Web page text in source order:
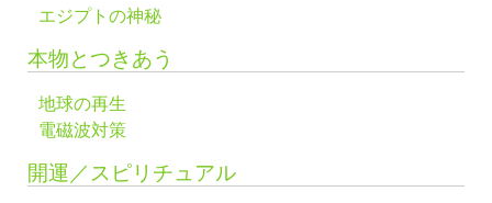
エジプトの神秘
本物とつきあう
地球の再生
電磁波対策
開運／スピリチュアル